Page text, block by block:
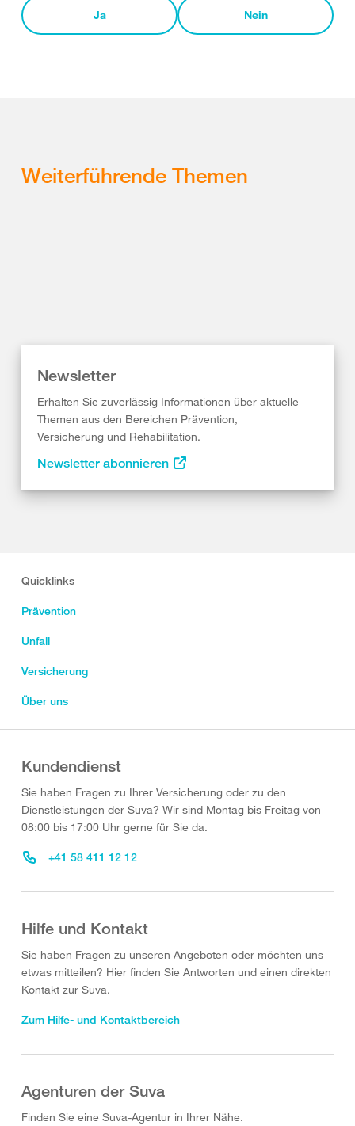
Ja Nein
Weiterführende Themen
Newsletter
Erhalten Sie zuverlässig Informationen über aktuelle
Themen aus den Bereichen Prävention,
Versicherung und Rehabilitation.
Newsletter abonnieren
Quicklinks
Prävention
Unfall
Versicherung
Über uns
Kundendienst
Sie haben Fragen zu Ihrer Versicherung oder zu den
Dienstleistungen der Suva? Wir sind Montag bis Freitag von
08:00 bis 17:00 Uhr gerne für Sie da.
+41 58 411 12 12
Hilfe und Kontakt
Sie haben Fragen zu unseren Angeboten oder möchten uns
etwas mitteilen? Hier finden Sie Antworten und einen direkten
Kontakt zur Suva.
Zum Hilfe- und Kontaktbereich
Agenturen der Suva
Finden Sie eine Suva-Agentur in Ihrer Nähe.